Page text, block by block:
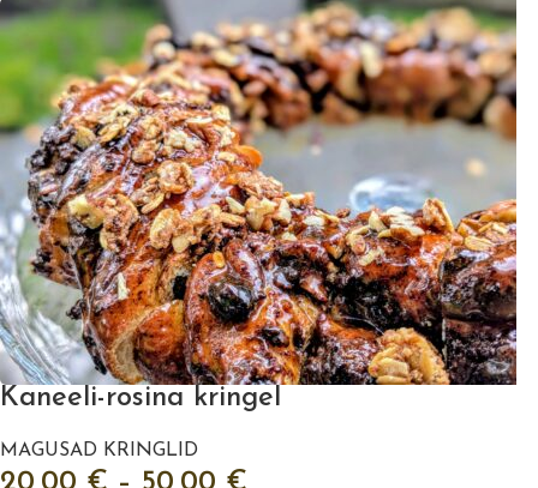
Kaneeli-rosina kringel
MAGUSAD KRINGLID